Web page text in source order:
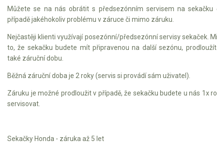
Můžete se na nás obrátit s předsezónním servisem na sekačku
případě jakéhokoliv problému v záruce či mimo záruku.
Nejčastěji klienti využívají posezónní/předsezónní servisy sekaček.
to, že sekačku budete mít připravenou na další sezónu,
také záruční dobu.
Běžná záruční doba je 2 roky (servis si provádí sám uživatel).
Záruku je možné prodloužit v případě, že sekačku budete u nás 1x
servisovat.
Sekačky Honda - záruka až 5 let